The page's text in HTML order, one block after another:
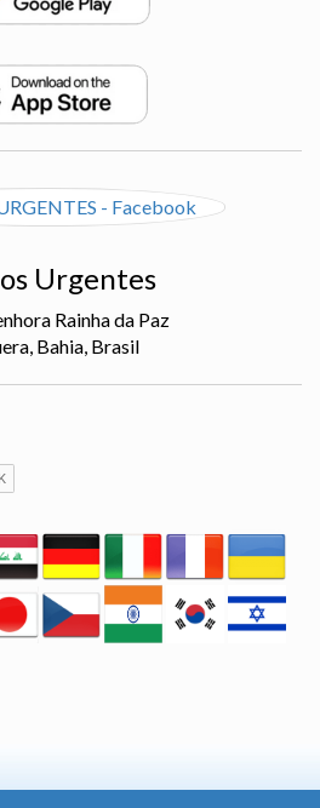
Urgentes
Rainha da Paz
Bahia, Brasil